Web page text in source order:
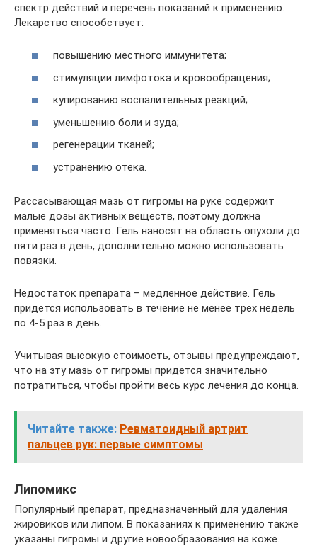
спектр действий и перечень показаний к применению.
Лекарство способствует:
повышению местного иммунитета;
стимуляции лимфотока и кровообращения;
купированию воспалительных реакций;
уменьшению боли и зуда;
регенерации тканей;
устранению отека.
Рассасывающая мазь от гигромы на руке содержит
малые дозы активных веществ, поэтому должна
применяться часто. Гель наносят на область опухоли до
пяти раз в день, дополнительно можно использовать
повязки.
Недостаток препарата – медленное действие. Гель
придется использовать в течение не менее трех недель
по 4-5 раз в день.
Учитывая высокую стоимость, отзывы предупреждают,
что на эту мазь от гигромы придется значительно
потратиться, чтобы пройти весь курс лечения до конца.
Читайте также: Ревматоидный артрит
пальцев рук: первые симптомы
Липомикс
Популярный препарат, предназначенный для удаления
жировиков или липом. В показаниях к применению также
указаны гигромы и другие новообразования на коже.